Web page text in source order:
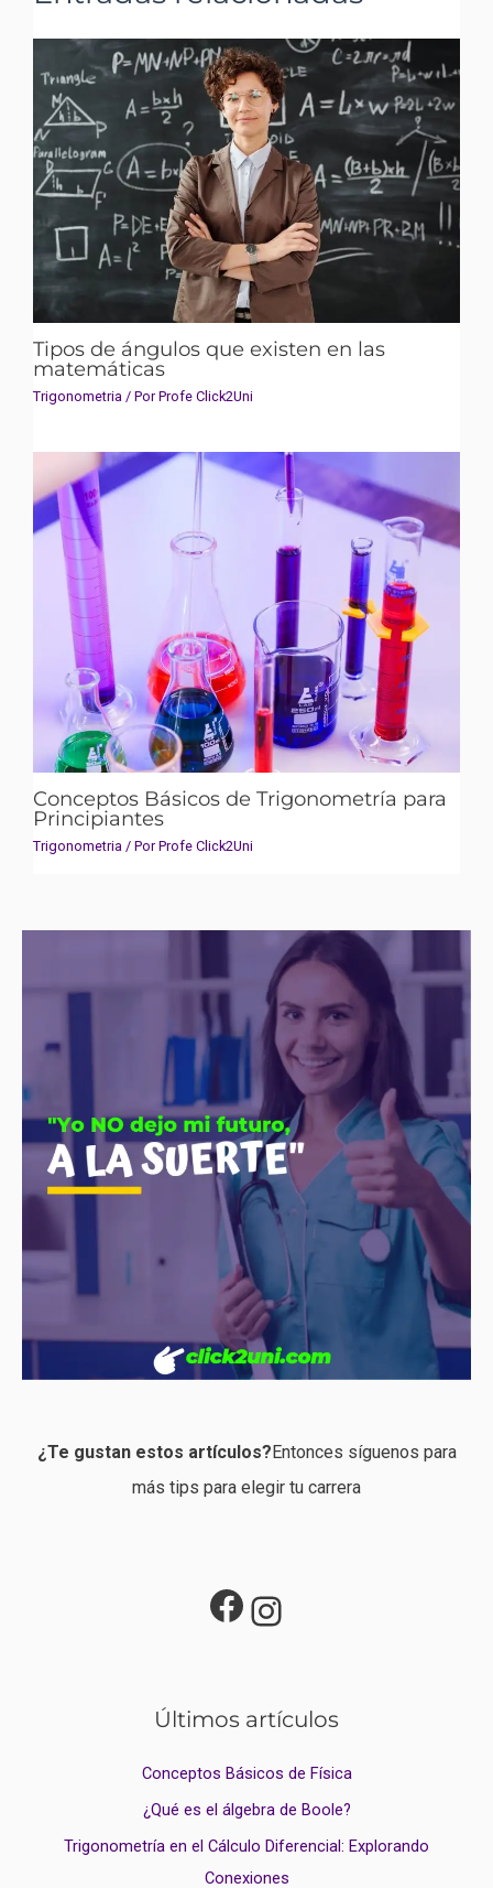
Tipos de ángulos que existen en las
matemáticas
Trigonometria / PorProfe Click2Uni
Conceptos Básicos de Trigonometría para
Principiantes
Trigonometria / PorProfe Click2Uni
¿Te gustan estos artículos? Entonces síguenos para
más tips para elegir tu carrera
Facebook Instagram
Últimos artículos
Conceptos Básicos de Física
¿Qué es el álgebra de Boole?
Trigonometría en el Cálculo Diferencial: Explorando
Conexiones